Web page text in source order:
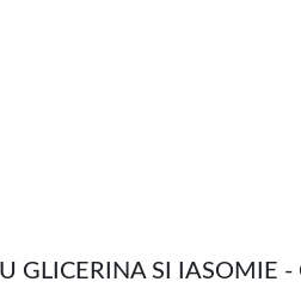
GLICERINA SI IASOMIE